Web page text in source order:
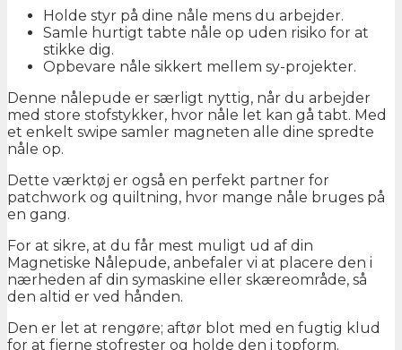
Holde styr på dine nåle mens du arbejder.
Samle hurtigt tabte nåle op uden risiko for at
stikke dig.
Opbevare nåle sikkert mellem sy-projekter.
Denne nålepude er særligt nyttig, når du arbejder
med store stofstykker, hvor nåle let kan gå tabt. Med
et enkelt swipe samler magneten alle dine spredte
nåle op.
Dette værktøj er også en perfekt partner for
patchwork og quiltning, hvor mange nåle bruges på
en gang.
For at sikre, at du får mest muligt ud af din
Magnetiske Nålepude, anbefaler vi at placere den i
nærheden af din symaskine eller skæreområde, så
den altid er ved hånden.
Den er let at rengøre; aftør blot med en fugtig klud
for at fjerne stofrester og holde den i topform.